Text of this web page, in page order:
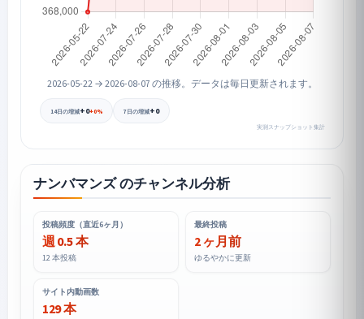
2026-05-22 → 2026-08-07 の推移。データは毎日更新されます。
14日の増減+0+0% 7日の増減+0
実測スナップショット集計
ナンバマンズ のチャンネル分析
投稿頻度（直近6ヶ月）
週 0.5 本
12 本投稿
最終投稿
2 ヶ月前
ゆるやかに更新
サイト内動画数
129 本